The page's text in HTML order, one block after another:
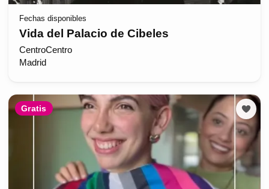
Fechas disponibles
Vida del Palacio de Cibeles
CentroCentro
Madrid
Gratis